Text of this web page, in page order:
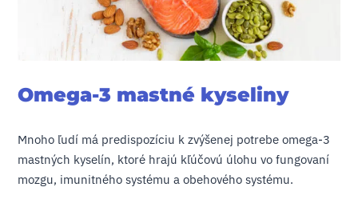
Omega-3 mastné kyseliny
Mnoho ľudí má predispozíciu k zvýšenej potrebe omega-3
mastných kyselín, ktoré hrajú kľúčovú úlohu vo fungovaní
mozgu, imunitného systému a obehového systému.